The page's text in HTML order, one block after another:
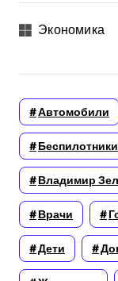
Экономика
Автомобили
Беспилотники
Владимир
Врачи
Дети